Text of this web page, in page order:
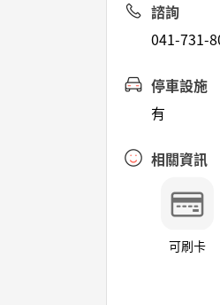
諮詢
041-731-
停車設施
有
相關資訊
可刷卡